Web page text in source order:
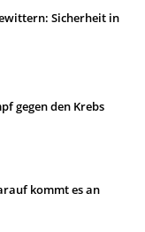
Sicherheit in
gegen den Krebs
kommt es an